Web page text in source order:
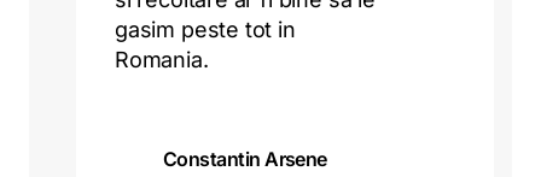
gasim peste tot in
Romania.
Constantin Arsene